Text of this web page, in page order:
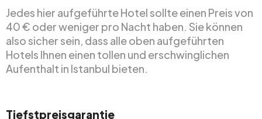
Jedes hier aufgeführte Hotel sollte einen Preis von
40 € oder weniger pro Nacht haben. Sie können
also sicher sein, dass alle oben aufgeführten
Hotels Ihnen einen tollen und erschwinglichen
Aufenthalt in Istanbul bieten.
Tiefstpreisgarantie